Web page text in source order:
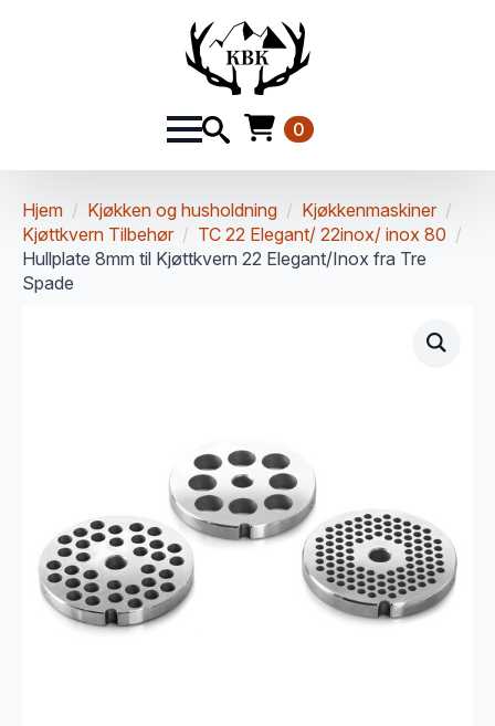
0
Hjem Kjøkken og husholdning
Kjøkkenmaskiner
Kjøttkvern Tilbehør
TC 22 Elegant/ 22inox/ inox 80
Hullplate 8mm til Kjøttkvern 22 Elegant/Inox fra Tre
Spade